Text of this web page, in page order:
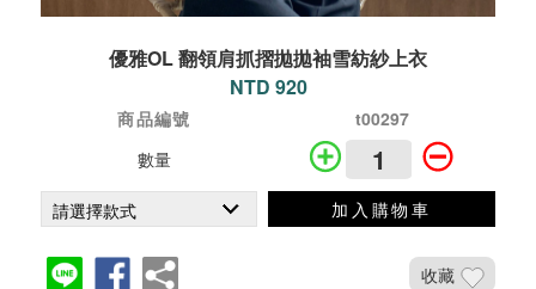
優雅OL 翻領肩抓摺拋拋袖雪紡紗上衣
NTD 920
商品編號
t00297
數量
加入購物車
收藏